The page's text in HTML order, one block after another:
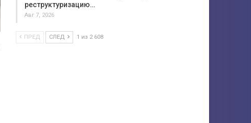
реструктуризацию…
Авг 7, 2026
ПРЕД СЛЕД 1 из 2 608